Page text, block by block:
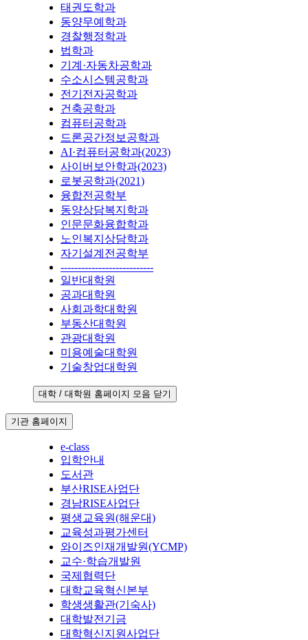
태권도학과
동양무예학과
경찰행정학과
법학과
기계·자동차공학과
수소시스템공학과
전기전자공학과
건축공학과
컴퓨터공학과
드론공간정보공학과
AI·컴퓨터공학과(2023)
사이버보안학과(2023)
로봇공학과(2021)
융합전공학부
동양상담복지학과
인문문화융합학과
노인복지상담학과
자기설계전공학부
---------------------------
일반대학원
공과대학원
사회과학대학원
부동산대학원
관광대학원
미용예술대학원
기술창업대학원
대학 / 대학원 홈페이지 모음 닫기
기관 홈페이지
e-class
입학안내
도서관
부산RISE사업단
경남RISE사업단
평생교육원(해운대)
교육성과평가센터
와이즈인재개발원(YCMP)
교수·학습개발원
국제협력단
대학교육혁신본부
학생생활관(기숙사)
대학발전기금
대학혁신지원사업단